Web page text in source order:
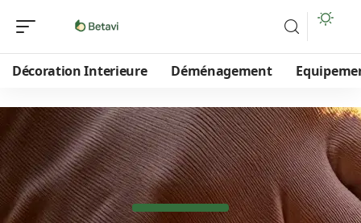
Décoration Interieure Déménagement